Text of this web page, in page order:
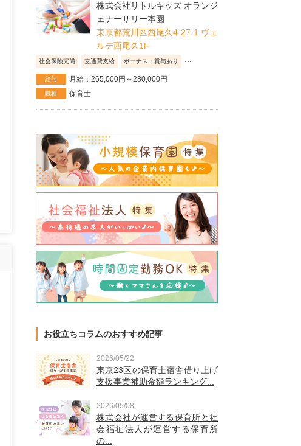
株式会社リトルキッズ オランジ
ェナーサリー本園
東京都荒川区西尾久4-27-1 ヴェ
ルデ西尾久1F
社会保険完備 交通費支給 ボーナス・賞与あり
給与 月給：265,000円～280,000円
職種 保育士
お役立ちコラムのおすすめ記事
2026/05/22
東京23区の保育士宿舎借り上げ
支援事業補助金額ランキング...
2026/05/08
株式会社が運営する保育所と社
会福祉法人が運営する保育所
の...